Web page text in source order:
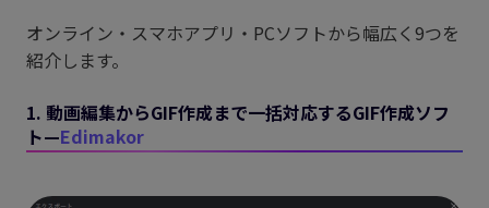
オンライン・スマホアプリ・PCソフトから幅広く9つを
紹介します。
1. 動画編集からGIF作成まで一括対応するGIF作成ソフ
ト—Edimakor